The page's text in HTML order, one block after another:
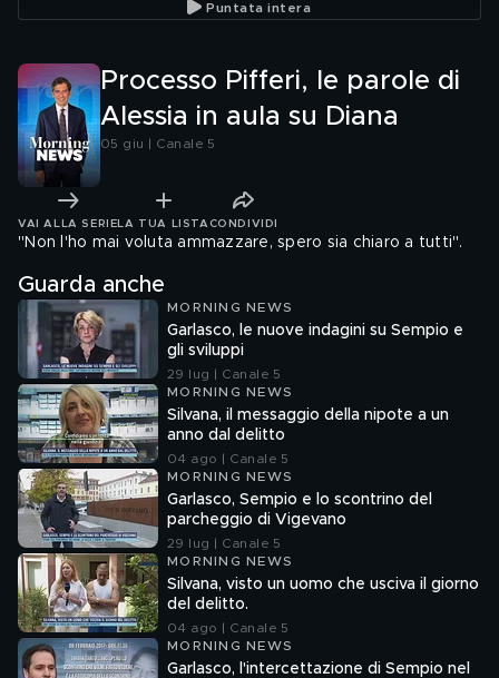
Puntata intera
Processo Pifferi, le parole di
Alessia in aula su Diana
05 giu | Canale 5
VAI ALLA SERIE LA TUA LISTA CONDIVIDI
"Non l'ho mai voluta ammazzare, spero sia chiaro a tutti".
Guarda anche
MORNING NEWS
Garlasco, le nuove indagini su Sempio e
gli sviluppi
29 lug | Canale 5
MORNING NEWS
Silvana, il messaggio della nipote a un
anno dal delitto
04 ago | Canale 5
MORNING NEWS
Garlasco, Sempio e lo scontrino del
parcheggio di Vigevano
29 lug | Canale 5
MORNING NEWS
Silvana, visto un uomo che usciva il giorno
del delitto.
04 ago | Canale 5
MORNING NEWS
Garlasco, l'intercettazione di Sempio nel